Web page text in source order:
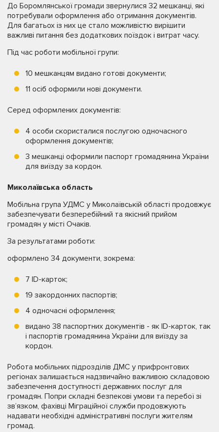
До Боромлянської громади звернулися 32 мешканці, які
потребували оформлення або отримання документів.
Для багатьох із них це стало можливістю вирішити
важливі питання без додаткових поїздок і витрат часу.
Під час роботи мобільної групи:
10 мешканцям видано готові документи;
11 осіб оформили нові документи.
Серед оформлених документів:
4 особи скористалися послугою одночасного
оформлення документів;
3 мешканці оформили паспорт громадянина України
для виїзду за кордон.
Миколаївська область
Мобільна група УДМС у Миколаївській області продовжує
забезпечувати безперебійний та якісний прийом
громадян у місті Очаків.
За результатами роботи:
оформлено 34 документи, зокрема:
7 ID-карток;
19 закордонних паспортів;
4 одночасні оформлення;
видано 38 паспортних документів - як ID-карток, так
і паспортів громадянина України для виїзду за
кордон.
Робота мобільних підрозділів ДМС у прифронтових
регіонах залишається надзвичайно важливою складовою
забезпечення доступності державних послуг для
громадян. Попри складні безпекові умови та перебої зі
зв’язком, фахівці Міграційної служби продовжують
надавати необхідні адміністративні послуги жителям
громад.